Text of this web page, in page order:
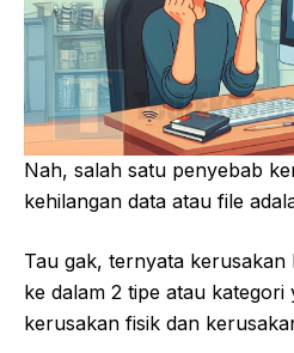
Nah, salah satu penyebab
kehilangan data atau file
Tau gak, ternyata kerusakan
ke dalam 2 tipe atau
kerusakan fisik dan